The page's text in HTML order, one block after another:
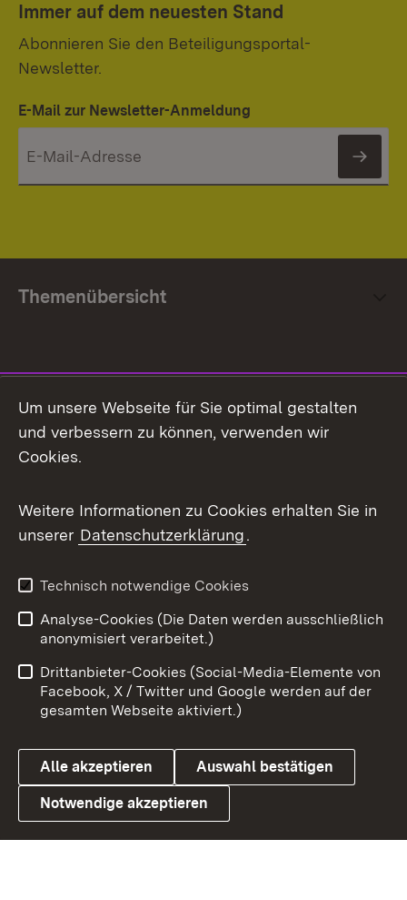
Immer auf dem neuesten Stand
Abonnieren Sie den Beteiligungsportal-
Newsletter.
E-Mail zur Newsletter-Anmeldung
Themenübersicht
Facebook
X / Twitter
Youtube
Link zum Landesportal
Impressum
Kontakt
Barrierefreiheit
Datenschutz
Cookies
Um unsere Webseite für Sie optimal gestalten
und verbessern zu können, verwenden wir
Cookies.
Weitere Informationen zu Cookies erhalten Sie in
unserer Datenschutzerklärung.
Technisch notwendige Cookies
Analyse-Cookies (Die Daten werden ausschließlich
anonymisiert verarbeitet.)
Drittanbieter-Cookies (Social-Media-Elemente von
Facebook, X / Twitter und Google werden auf der
gesamten Webseite aktiviert.)
Alle akzeptieren Auswahl bestätigen
Notwendige akzeptieren